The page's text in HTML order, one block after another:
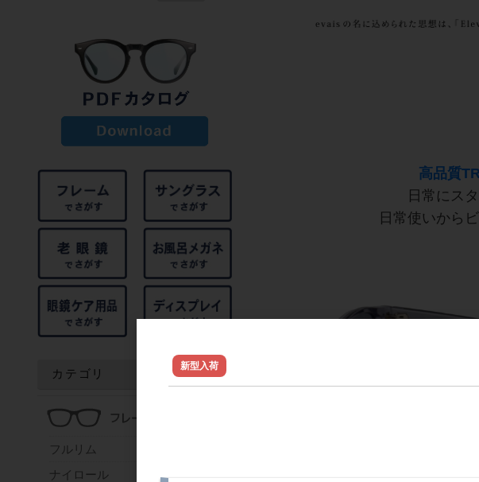
高品質
日常にス
日常使いから
カテゴリ
フルリム
ナイロール
新型入荷